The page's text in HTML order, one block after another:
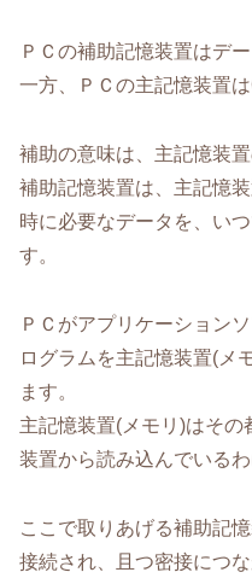
ＰＣの補助記憶装置はデ
一方、ＰＣの主記憶装置
補助の意味は、主記憶装
補助記憶装置は、主記憶
時に必要なデータを、い
す。
ＰＣがアプリケーション
ログラムを主記憶装置(メ
ます。
主記憶装置(メモリ)はそ
装置から読み込んでいるわ
ここで取りあげる補助記
接続され、且つ密接につ